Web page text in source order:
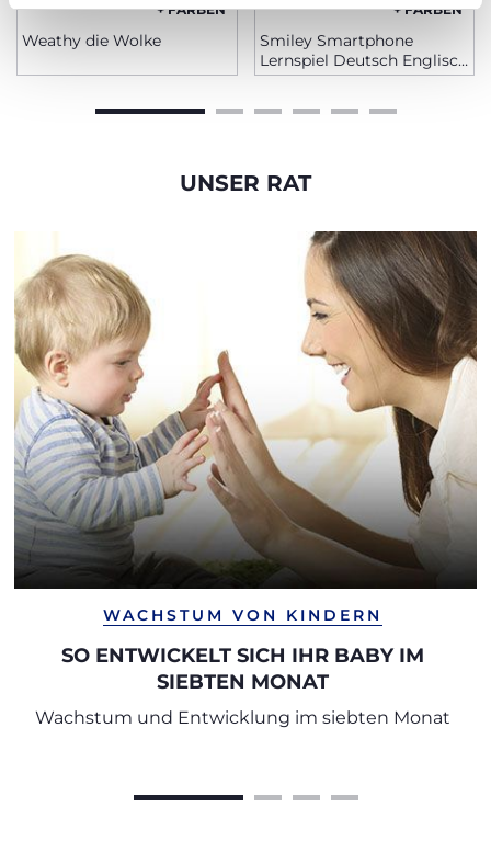
+ FARBEN
Weathy die Wolke
+ FARBEN
Smiley Smartphone
Lernspiel Deutsch Englisch
Baby
UNSER RAT
WACHSTUM VON KINDERN
SO ENTWICKELT SICH IHR BABY IM
SIEBTEN MONAT
Wachstum und Entwicklung im siebten Monat